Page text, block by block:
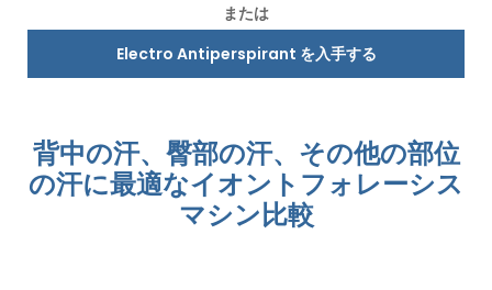
または
Electro Antiperspirant を入手する
背中の汗、臀部の汗、その他の部位
の汗に最適なイオントフォレーシス
マシン比較